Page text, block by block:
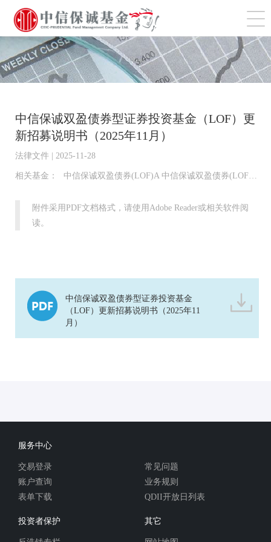
切
中信保诚双盈债券型证券投资基金（LOF）更
新招募说明书（2025年11月）
法律文件 | 2025-11-28
相关基金： 中信保诚双盈债券(LOF)A 中信保诚双盈债券(LOF)D 中信保诚双盈债券(LOF)C
附件采用PDF文档格式，请使用Adobe Reader或相关软件阅
读。
中信保诚双盈债券型证券投资基金
（LOF）更新招募说明书（2025年11
月）
服务中心
交易登录
账户查询
表单下载
常见问题
业务规则
QDII开放日列表
投资者保护 其它